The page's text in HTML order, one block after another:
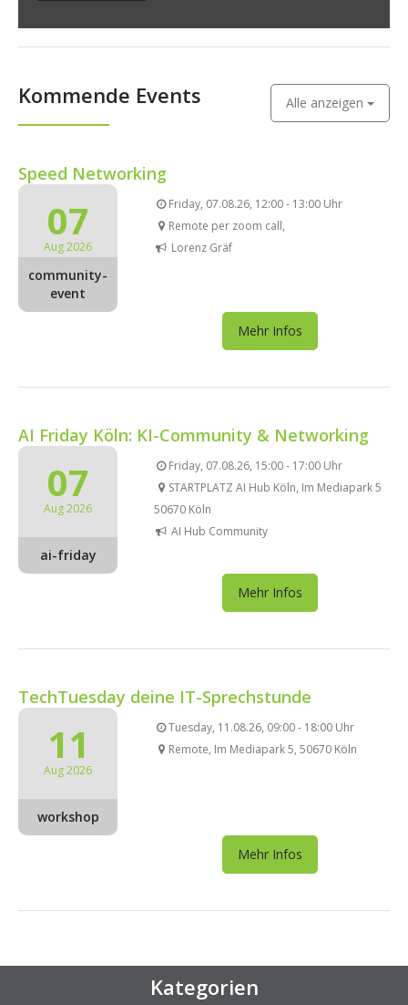
Kommende Events Alle anzeigen
Speed Networking
07
Aug 2026
community-
event
Friday, 07.08.26, 12:00 - 13:00 Uhr
Remote per zoom call,
Lorenz Gräf
Mehr Infos
AI Friday Köln: KI-Community & Networking
07
Aug 2026
ai-friday
Friday, 07.08.26, 15:00 - 17:00 Uhr
STARTPLATZ AI Hub Köln, Im Mediapark 5
50670 Köln
AI Hub Community
Mehr Infos
TechTuesday deine IT-Sprechstunde
11
Aug 2026
workshop
Tuesday, 11.08.26, 09:00 - 18:00 Uhr
Remote, Im Mediapark 5, 50670 Köln
Mehr Infos
Kategorien